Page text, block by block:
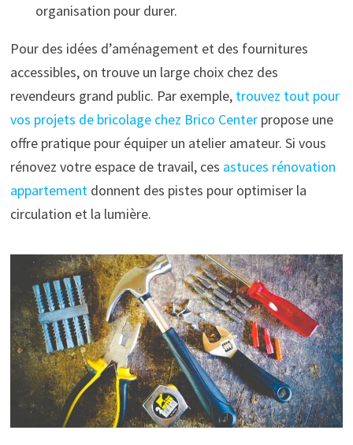
organisation pour durer.
Pour des idées d’aménagement et des fournitures
accessibles, on trouve un large choix chez des
revendeurs grand public. Par exemple, trouvez tout pour
vos projets de bricolage chez Brico Centerpropose une
offre pratique pour équiper un atelier amateur. Si vous
rénovez votre espace de travail, ces astuces rénovation
appartementdonnent des pistes pour optimiser la
circulation et la lumière.